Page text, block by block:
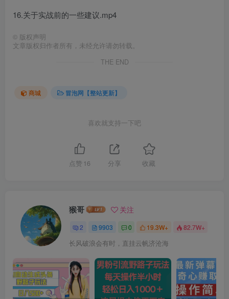
16.关于实战前的一些建议.mp4
© 版权声明
文章版权归作者所有，未经允许请勿转载。
THE END
商城 冒泡网【整站更新】
喜欢就支持一下吧
点赞 16 分享 收藏
猴哥 关注
2 9903 0 19.3W+ 82.7W+
长风破浪会有时，直挂云帆济沧海